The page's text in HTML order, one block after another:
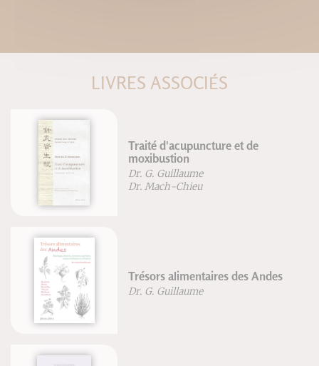
LIVRES ASSOCIÉS
Traité d'acupuncture et de
moxibustion
Dr. G. Guillaume
Dr. Mach-Chieu
Trésors alimentaires des Andes
Dr. G. Guillaume